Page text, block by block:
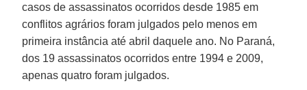
casos de assassinatos ocorridos desde 1985 em
conflitos agrários foram julgados pelo menos em
primeira instância até abril daquele ano. No Paraná,
dos 19 assassinatos ocorridos entre 1994 e 2009,
apenas quatro foram julgados.